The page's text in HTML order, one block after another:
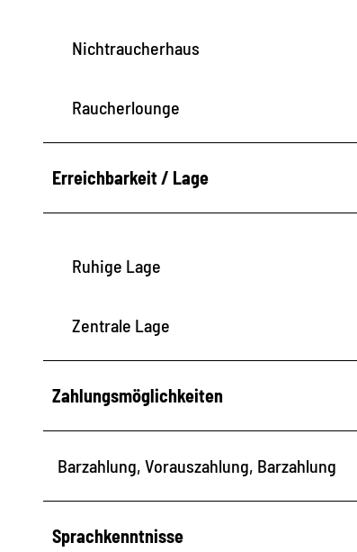
Nichtraucherhaus
Raucherlounge
Erreichbarkeit / Lage
Ruhige Lage
Zentrale Lage
Zahlungsmöglichkeiten
Barzahlung, Vorauszahlung, Barzahlung
Sprachkenntnisse